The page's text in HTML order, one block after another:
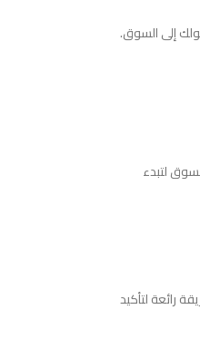
إلى السوق.
لتبدء
رائعة لتأكيد